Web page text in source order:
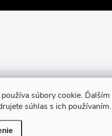
súbory cookie.
súhlas s ich